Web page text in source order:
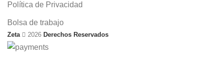
Política de Privacidad
Bolsa de trabajo
Zeta 2026 Derechos Reservados